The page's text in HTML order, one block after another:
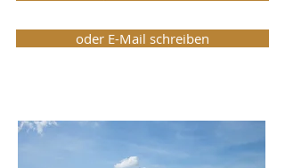
oder E-Mail schreiben